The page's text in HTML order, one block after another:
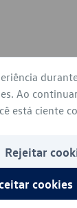
Ao
está ciente
Rejeitar
cookies